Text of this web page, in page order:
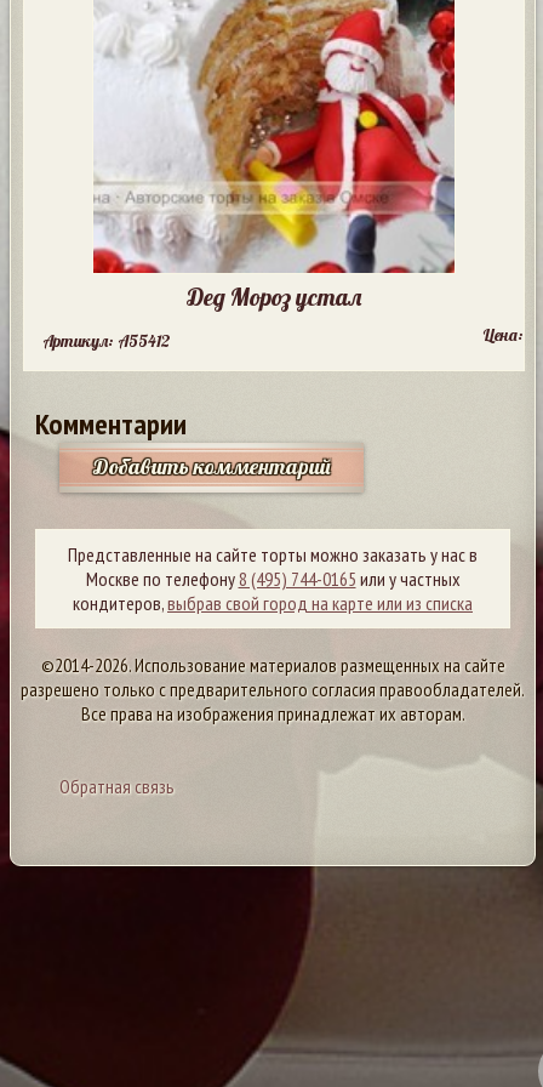
Дед Мороз устал
Артикул: A55412 Цена:
Комментарии
Добавить комментарий
Представленные на сайте торты можно заказать у нас в
Москве по телефону8 (495) 744-0165 или у частных
кондитеров,выбрав свой город на карте или из списка
©2014-2026. Использование материалов размещенных на сайте
разрешено только с предварительного согласия правообладателей.
Все права на изображения принадлежат их авторам.
Обратная связь